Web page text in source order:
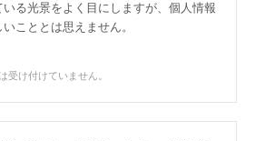
る光景をよく目にしますが、個人情報
こととは思えません。
受け付けていません。